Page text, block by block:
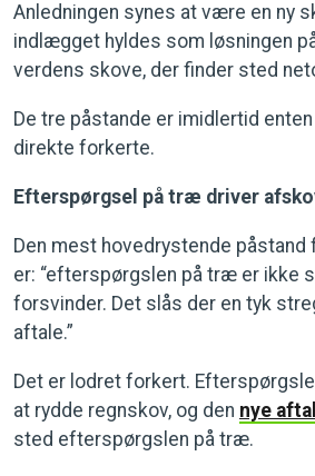
Anledningen synes at være en ny
indlægget hyldes som løsningen
verdens skove, der finder sted
De tre påstande er imidlertid
direkte forkerte.
Efterspørgsel på træ driver
Den mest hovedrystende påstand
er: “efterspørgslen på træ er ikke
forsvinder. Det slås der en tyk
aftale.”
Det er lodret forkert.
at rydde regnskov, og den nye
sted efterspørgslen på træ.